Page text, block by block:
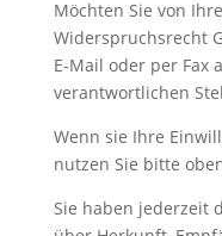
Möchten Sie von
Widerspruchsrecht
E-Mail oder per Fax
verantwortlichen
Wenn sie Ihre
nutzen Sie bitte
Sie haben jederzeit